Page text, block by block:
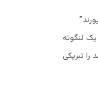
لنگوته
تبریکی